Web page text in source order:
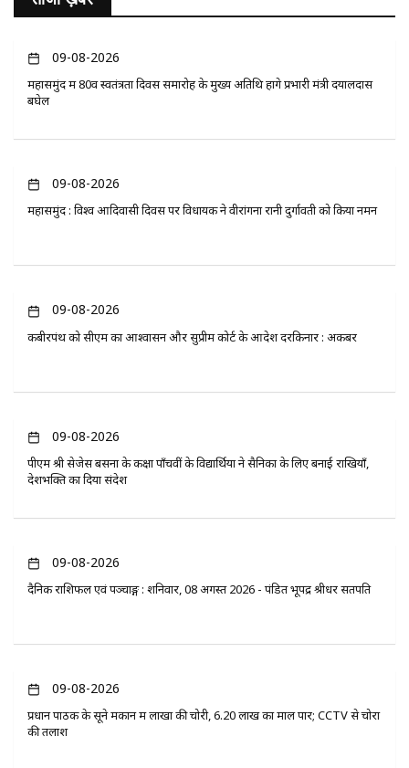
09-08-2026
महासमुंद में 80वें स्वतंत्रता दिवस समारोह के मुख्य अतिथि होंगे प्रभारी मंत्री दयालदास
बघेल
09-08-2026
महासमुंद : विश्व आदिवासी दिवस पर विधायक ने वीरांगना रानी दुर्गावती को किया नमन
09-08-2026
कबीरपंथ को सीएम का आश्वासन और सुप्रीम कोर्ट के आदेश दरकिनार : अकबर
09-08-2026
पीएम श्री सेजेस बसना के कक्षा पाँचवीं के विद्यार्थियों ने सैनिकों के लिए बनाई राखियाँ,
देशभक्ति का दिया संदेश
09-08-2026
दैनिक राशिफल एवं पञ्चाङ्ग : शनिवार, 08 अगस्त 2026 - पंडित भूपेंद्र श्रीधर सतपति
09-08-2026
प्रधान पाठक के सूने मकान में लाखों की चोरी, 6.20 लाख का माल पार; CCTV से चोरों
की तलाश